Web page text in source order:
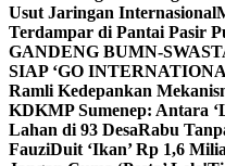
Usut Jaringan Internasional
Terdampar di Pantai Pasir
GANDENG BUMN-
SIAP ‘GO
Ramli Kedepankan
KDKMP Sumenep: Antara
Lahan di 93 DesaRabu
FauziDuit ‘Ikan’ Rp 1,6